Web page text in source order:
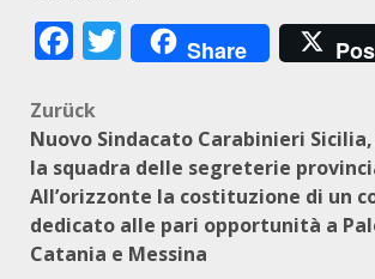
Facebook
Twitter
Share
Beitragsnavigation
Zurück
Nuovo Sindacato Carabinieri
la squadra delle segreterie
All’orizzonte la costituzione di un
dedicato alle pari opportunità a
Catania e Messina